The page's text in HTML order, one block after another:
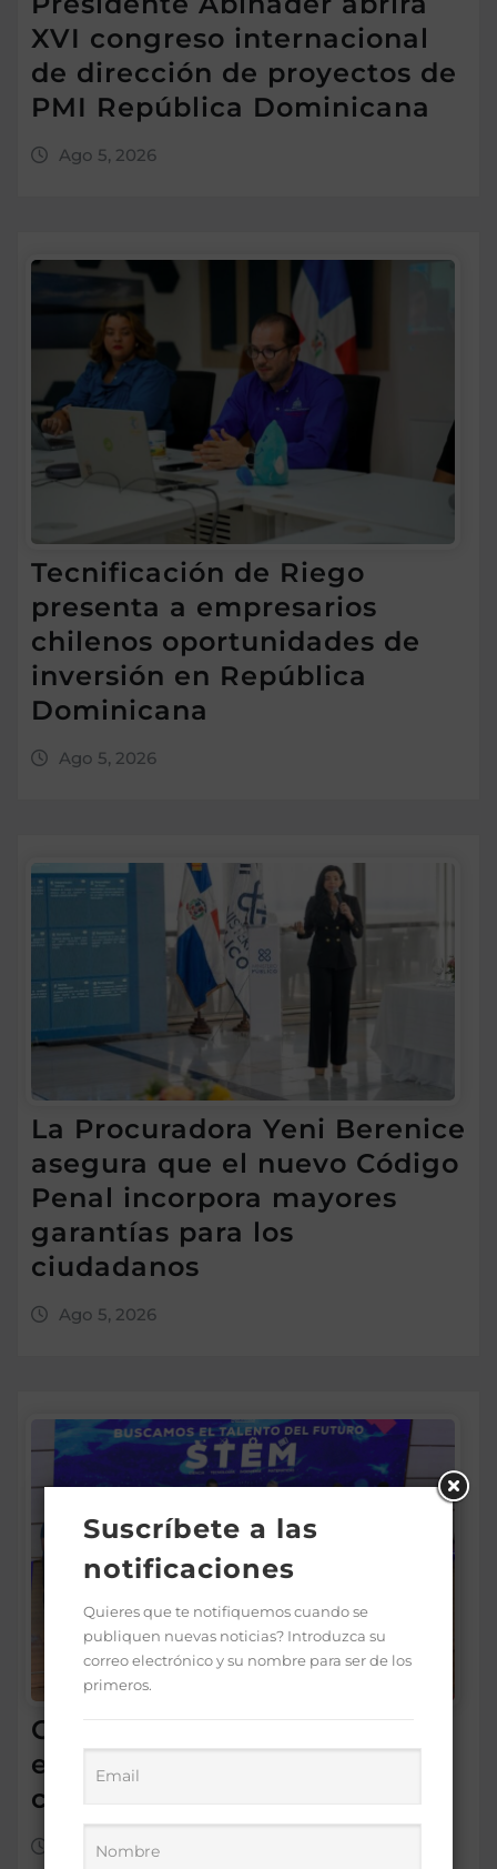
XVI congreso internacional
de dirección de proyectos de
PMI República Dominicana
Ago 5, 2026
Tecnificación de Riego
presenta a empresarios
chilenos oportunidades de
inversión en República
Dominicana
Ago 5, 2026
La Procuradora Yeni Berenice
asegura que el nuevo Código
Penal incorpora mayores
garantías para los
ciudadanos
Ago 5, 2026
Gobierno premia a 170
estudiantes por méritos en
ciencias y tecnologías
Ago 4, 2026
Suscríbete a las
notificaciones
Quieres que te notifiquemos cuando se
publiquen nuevas noticias? Introduzca su
correo electrónico y su nombre para ser de los
primeros.